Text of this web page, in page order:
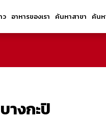
ว อาหารของเรา ค้นหาสาขา ค้น
างกะปิ